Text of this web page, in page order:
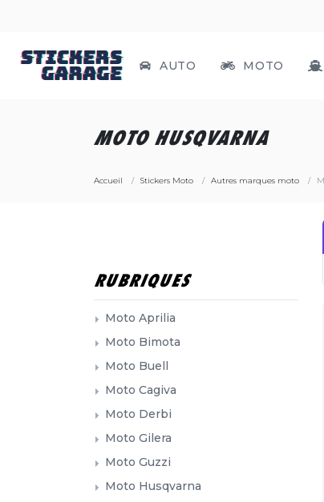
AUTO MOTO
MOTO HUSQVARNA
Accueil Stickers Moto Autres marques moto
RUBRIQUES
Moto Aprilia
Moto Bimota
Moto Buell
Moto Cagiva
Moto Derbi
Moto Gilera
Moto Guzzi
Moto Husqvarna